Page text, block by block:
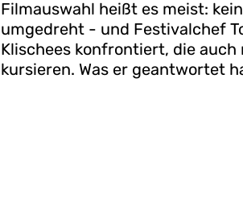
Filmauswahl heißt es meist:
umgedreht - und Festivalchef
Klischees konfrontiert, die
kursieren. Was er geantwortet